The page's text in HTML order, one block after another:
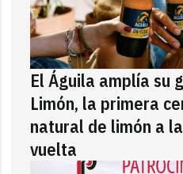
El Águila amplía su
Limón, la primera
natural de limón a
vuelta